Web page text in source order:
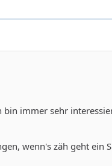
immer sehr
wenn's zäh geht ein